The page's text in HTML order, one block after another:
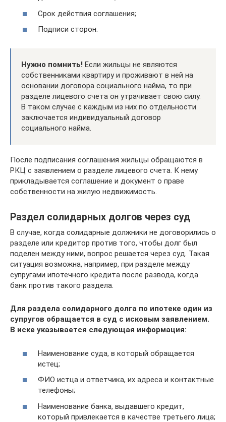
Срок действия соглашения;
Подписи сторон.
Нужно помнить! Если жильцы не являются
собственниками квартиру и проживают в ней на
основании договора социального найма, то при
разделе лицевого счета он утрачивает свою силу.
В таком случае с каждым из них по отдельности
заключается индивидуальный договор
социального найма.
После подписания соглашения жильцы обращаются в
РКЦ с заявлением о разделе лицевого счета. К нему
прикладывается соглашение и документ о праве
собственности на жилую недвижимость.
Раздел солидарных долгов через суд
В случае, когда солидарные должники не договорились о
разделе или кредитор против того, чтобы долг был
поделен между ними, вопрос решается через суд. Такая
ситуация возможна, например, при разделе между
супругами ипотечного кредита после развода, когда
банк против такого раздела.
Для раздела солидарного долга по ипотеке один из
супругов обращается в суд с исковым заявлением.
В иске указывается следующая информация:
Наименование суда, в который обращается
истец;
ФИО истца и ответчика, их адреса и контактные
телефоны;
Наименование банка, выдавшего кредит,
который привлекается в качестве третьего лица;